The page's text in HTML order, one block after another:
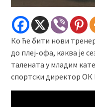
Ко ће бити нови
до плеј-офа, каква је
талената у младим
спортски директор ОК